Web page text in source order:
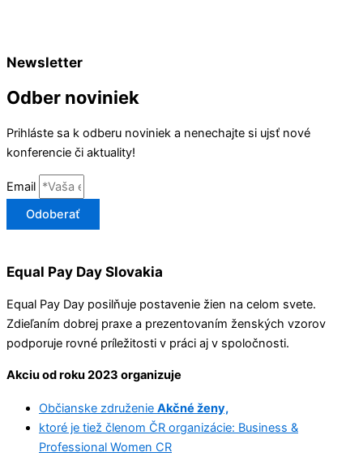
Newsletter
Odber noviniek
Prihláste sa k odberu noviniek a nenechajte si ujsť nové
konferencie či aktuality!
Email
Odoberať
Equal Pay Day Slovakia
Equal Pay Day posilňuje postavenie žien na celom svete.
Zdieľaním dobrej praxe a prezentovaním ženských vzorov
podporuje rovné príležitosti v práci aj v spoločnosti.
Akciu od roku 2023 organizuje
Občianske združenie Akčné ženy,
ktoré je tiež členom ČR organizácie: Business &
Professional Women CR